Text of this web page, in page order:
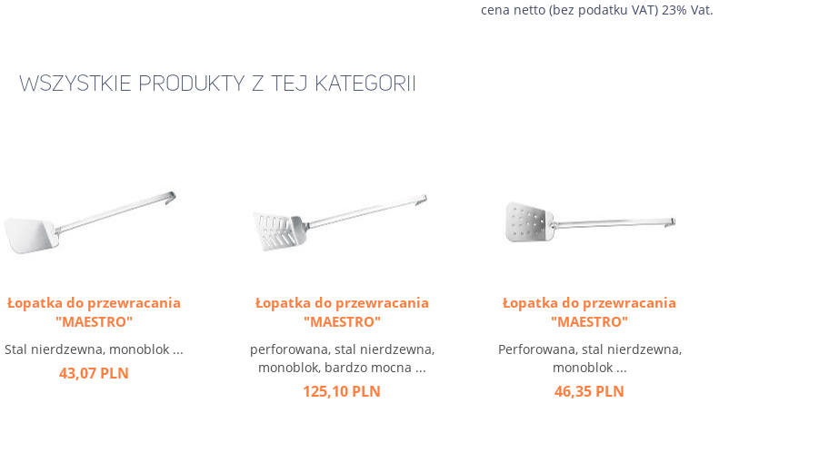
cena netto (bez podatku VAT) 23% Vat.
WSZYSTKIE PRODUKTY Z TEJ KATEGORII
Łopatka do przewracania
"MAESTRO"
Stal nierdzewna, monoblok ...
43,07 PLN
Łopatka do przewracania
"MAESTRO"
perforowana, stal nierdzewna,
monoblok, bardzo mocna ...
125,10 PLN
Łopatka do przewracania
"MAESTRO"
Perforowana, stal nierdzewna,
monoblok ...
46,35 PLN